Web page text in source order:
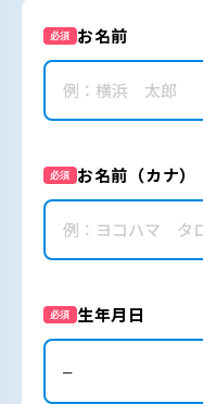
必須 お名前
必須 お名前（カナ）
必須 生年月日